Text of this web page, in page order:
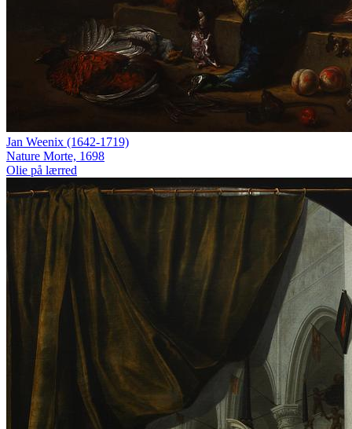
Jan Weenix (1642-1719)
Nature Morte, 1698
Olie på lærred